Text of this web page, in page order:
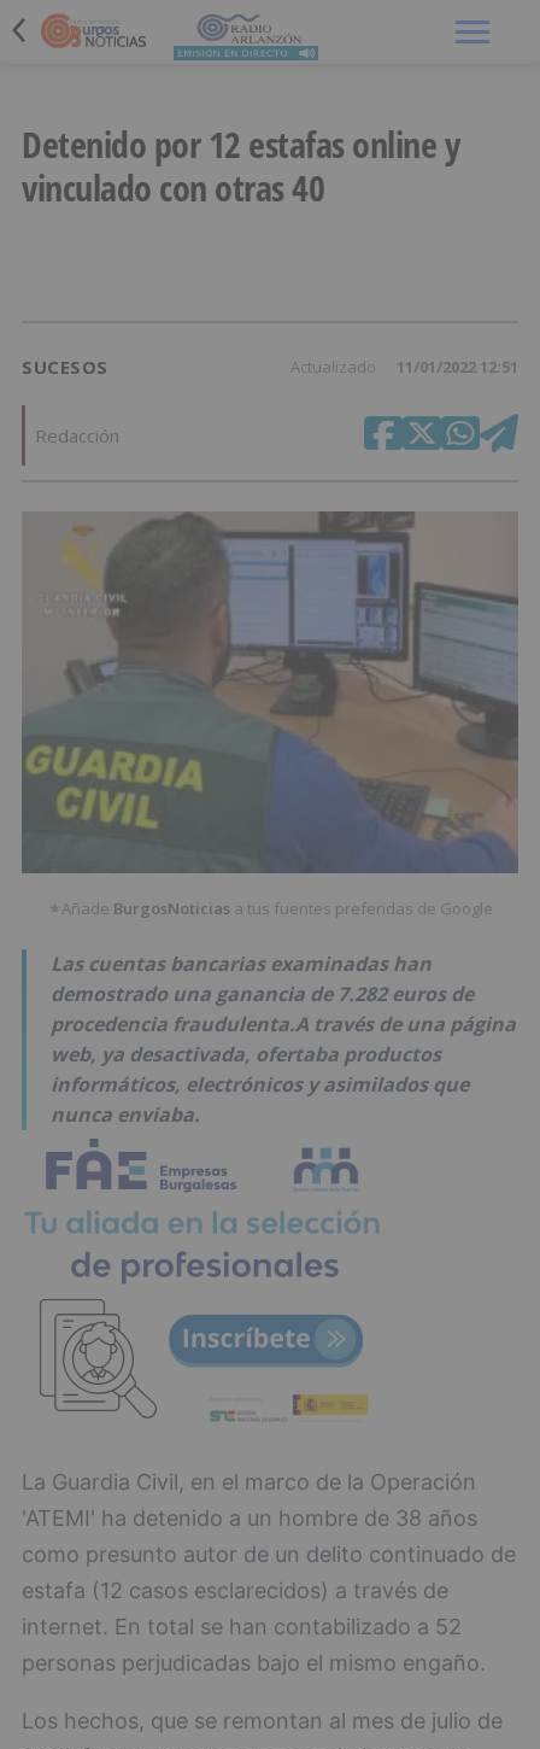
Detenido por 12 estafas online y
vinculado con otras 40
SUCESOS Actualizado 11/01/2022 12:51
Redacción
★Añade BurgosNoticias a tus fuentes preferidas de Google
Las cuentas bancarias examinadas han
demostrado una ganancia de 7.282 euros de
procedencia fraudulenta.A través de una página
web, ya desactivada, ofertaba productos
informáticos, electrónicos y asimilados que
nunca enviaba.
La Guardia Civil, en el marco de la Operación
'ATEMI' ha detenido a un hombre de 38 años
como presunto autor de un delito continuado de
estafa (12 casos esclarecidos) a través de
internet. En total se han contabilizado a 52
personas perjudicadas bajo el mismo engaño.
Los hechos, que se remontan al mes de julio de